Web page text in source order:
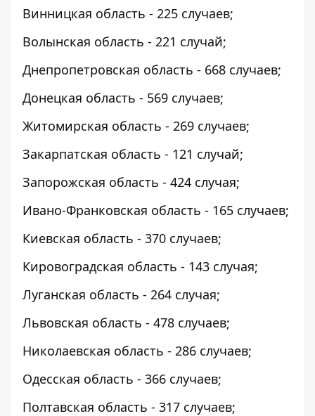
Винницкая область - 225 случаев;
Волынская область - 221 случай;
Днепропетровская область - 668 случаев;
Донецкая область - 569 случаев;
Житомирская область - 269 случаев;
Закарпатская область - 121 случай;
Запорожская область - 424 случая;
Ивано-Франковская область - 165 случаев;
Киевская область - 370 случаев;
Кировоградская область - 143 случая;
Луганская область - 264 случая;
Львовская область - 478 случаев;
Николаевская область - 286 случаев;
Одесская область - 366 случаев;
Полтавская область - 317 случаев;